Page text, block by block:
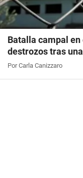
Batalla campal
destrozos tras
Por Carla Canizzaro